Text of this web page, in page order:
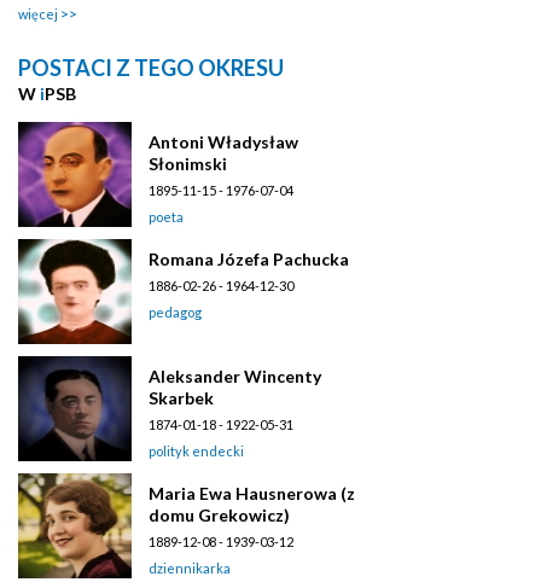
więcej
POSTACI Z TEGO OKRESU
W iPSB
Antoni Władysław
Słonimski
1895-11-15 - 1976-07-04
poeta
Romana Józefa Pachucka
1886-02-26 - 1964-12-30
pedagog
Aleksander Wincenty
Skarbek
1874-01-18 - 1922-05-31
polityk endecki
Maria Ewa Hausnerowa (z
domu Grekowicz)
1889-12-08 - 1939-03-12
dziennikarka